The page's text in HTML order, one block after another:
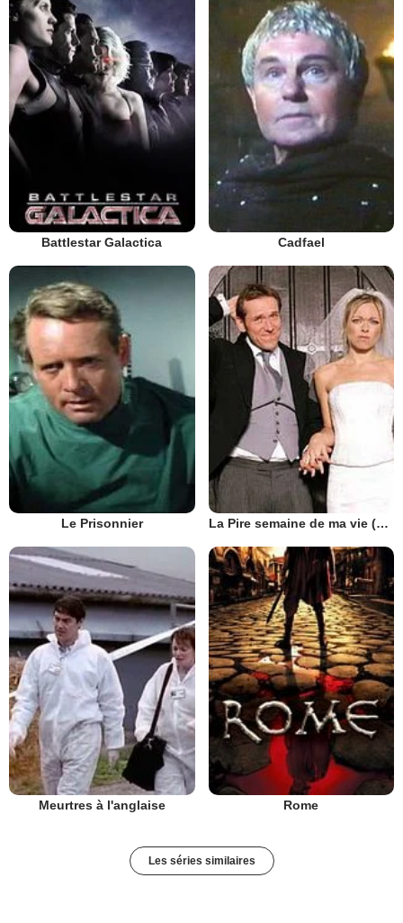
Battlestar Galactica Cadfael
Le Prisonnier La Pire semaine de ma vie (UK)
Meurtres à l'anglaise Rome
Les séries similaires